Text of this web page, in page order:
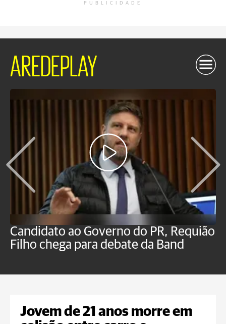
PUBLICIDADE
AREDEPLAY
Candidato ao Governo do PR, Requião
Filho chega para debate da Band
Jovem de 21 anos morre em